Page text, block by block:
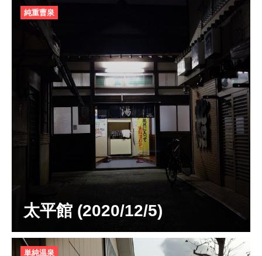
太平館 (2020/12/5)
純重曹泉
単純温泉